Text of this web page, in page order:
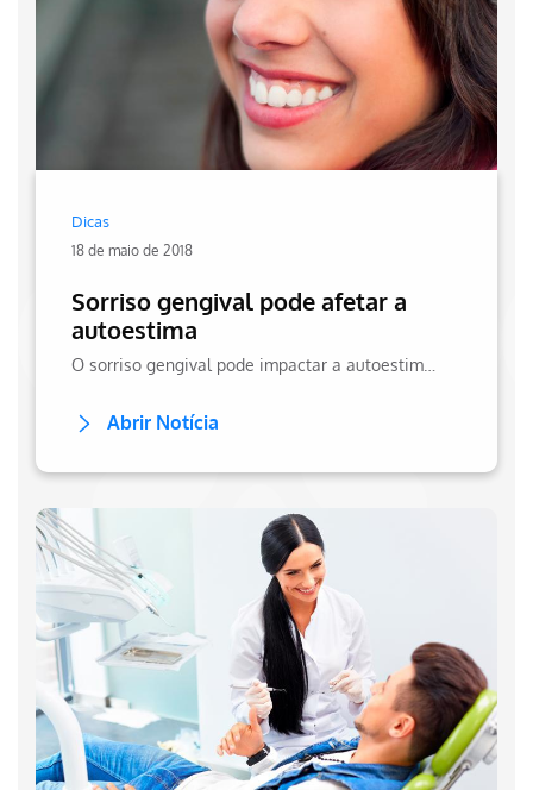
Dicas
18 de maio de 2018
Sorriso gengival pode afetar a
autoestima
Abrir Notícia